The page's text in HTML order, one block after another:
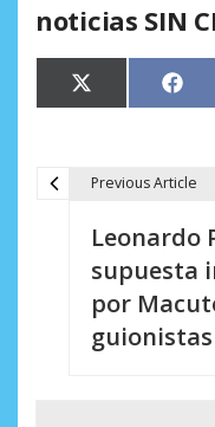
noticias SIN
Compartir
en
X
(Twitter) en
Previous Article
Leonardo
supuesta
por